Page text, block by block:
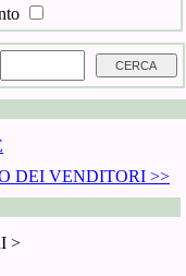
DEI VENDITORI >>
>